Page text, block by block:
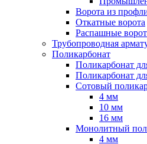
Ворота из
Откатные ворота
Распашные
Трубопроводная
Поликарбонат
Поликарбонат
Поликарбонат
Сотовый
4 мм
10 мм
16 мм
Монолитный
4 мм